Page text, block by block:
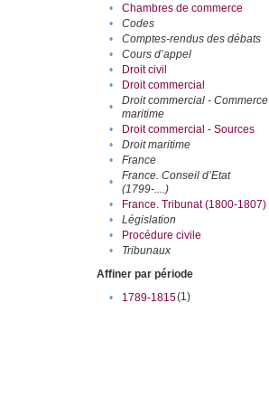
•
Chambres de commerce
•
Codes
•
Comptes-rendus des débats
•
Cours d’appel
•
Droit civil
•
Droit commercial
•
Droit commercial - Commerce
maritime
• Droit commercial - Sources
•
Droit maritime
•
France
•
France. Conseil d’Etat
(1799-....)
• France. Tribunat (1800-1807)
•
Législation
•
Procédure civile
•
Tribunaux
Affiner par période
•
1789-1815(1)